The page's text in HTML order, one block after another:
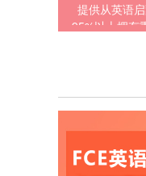
提供从英语
95%以上拥有